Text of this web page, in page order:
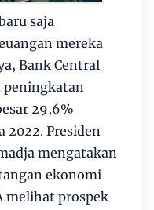
saja
mereka
Bank Central
peningkatan
29,6%
2022. Presiden
mengatakan
ekonomi
melihat prospek